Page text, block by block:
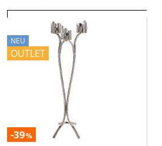
DETAILS
NEU
OUTLET
-39%